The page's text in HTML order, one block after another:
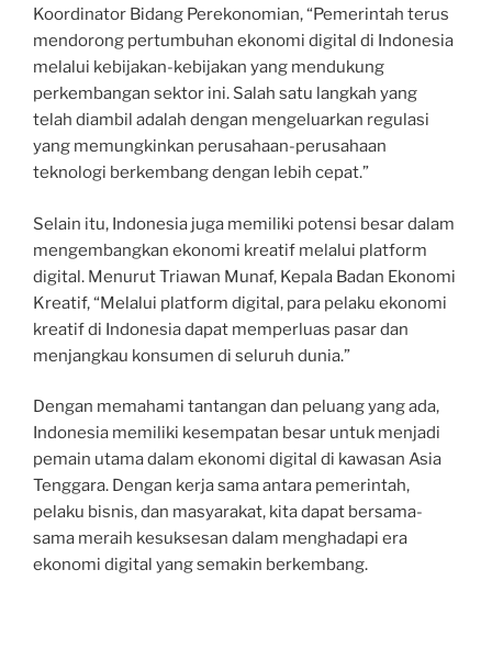
Koordinator Bidang Perekonomian, “Pemerintah terus
mendorong pertumbuhan ekonomi digital di Indonesia
melalui kebijakan-kebijakan yang mendukung
perkembangan sektor ini. Salah satu langkah yang
telah diambil adalah dengan mengeluarkan regulasi
yang memungkinkan perusahaan-perusahaan
teknologi berkembang dengan lebih cepat.”
Selain itu, Indonesia juga memiliki potensi besar dalam
mengembangkan ekonomi kreatif melalui platform
digital. Menurut Triawan Munaf, Kepala Badan Ekonomi
Kreatif, “Melalui platform digital, para pelaku ekonomi
kreatif di Indonesia dapat memperluas pasar dan
menjangkau konsumen di seluruh dunia.”
Dengan memahami tantangan dan peluang yang ada,
Indonesia memiliki kesempatan besar untuk menjadi
pemain utama dalam ekonomi digital di kawasan Asia
Tenggara. Dengan kerja sama antara pemerintah,
pelaku bisnis, dan masyarakat, kita dapat bersama-
sama meraih kesuksesan dalam menghadapi era
ekonomi digital yang semakin berkembang.